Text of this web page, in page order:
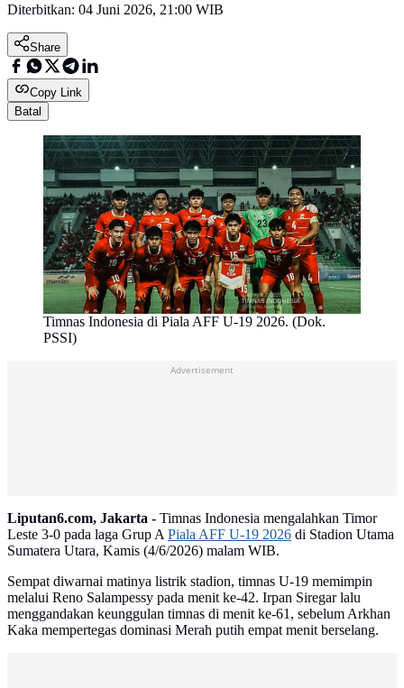
Diterbitkan: 04 Juni 2026, 21:00 WIB
Share
Copy Link
Batal
Timnas Indonesia di Piala AFF U-19 2026. (Dok.
PSSI)
Advertisement
Liputan6.com, Jakarta - Timnas Indonesia mengalahkan Timor
Leste 3-0 pada laga Grup APiala AFF U-19 2026 di Stadion Utama
Sumatera Utara, Kamis (4/6/2026) malam WIB.
Sempat diwarnai matinya listrik stadion, timnas U-19 memimpin
melalui Reno Salampessy pada menit ke-42. Irpan Siregar lalu
menggandakan keunggulan timnas di menit ke-61, sebelum Arkhan
Kaka mempertegas dominasi Merah putih empat menit berselang.